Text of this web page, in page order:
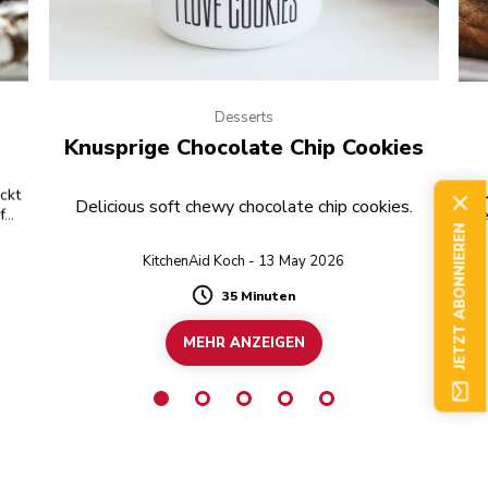
Desserts
Knusprige Chocolate Chip Cookies
Delicious soft chewy chocolate chip cookies.
KitchenAid Koch - 13 May 2026
Duration
35 Minuten
MEHR ANZEIGEN JETZT ABONNIEREN